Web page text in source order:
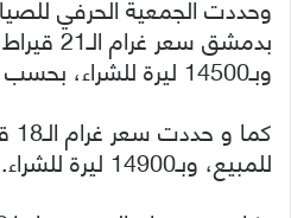
وبـ14500 ليرة للشراء، بحسب وسائل إعلام محلية.
للمبيع، وبـ14900 ليرة للشراء.